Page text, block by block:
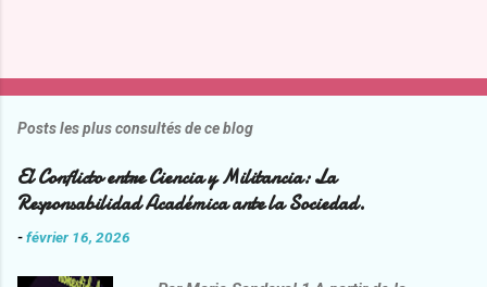
Posts les plus consultés de ce blog
El Conflicto entre Ciencia y Militancia: La
Responsabilidad Académica ante la Sociedad.
-février 16, 2026